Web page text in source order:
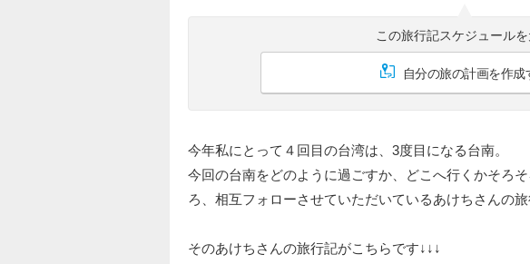
この旅行記スケジュールを
自分の旅の計画を作成
今年私にとって４回目の台湾は、3度目になる台南。
今回の台南をどのように過ごすか、どこへ行くかそろ
ろ、相互フォローさせていただいているあけちさんの
そのあけちさんの旅行記がこちらです↓↓↓